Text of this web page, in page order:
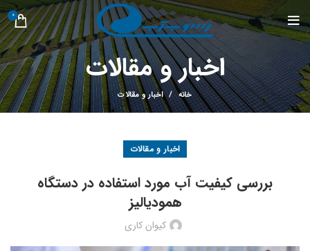
0
اخبار و مقالات
خانه اخبار و مقالات
اخبار و مقالات
بررسی کیفیت آب مورد استفاده در دستگاه
همودیالیز
کیوان کاری